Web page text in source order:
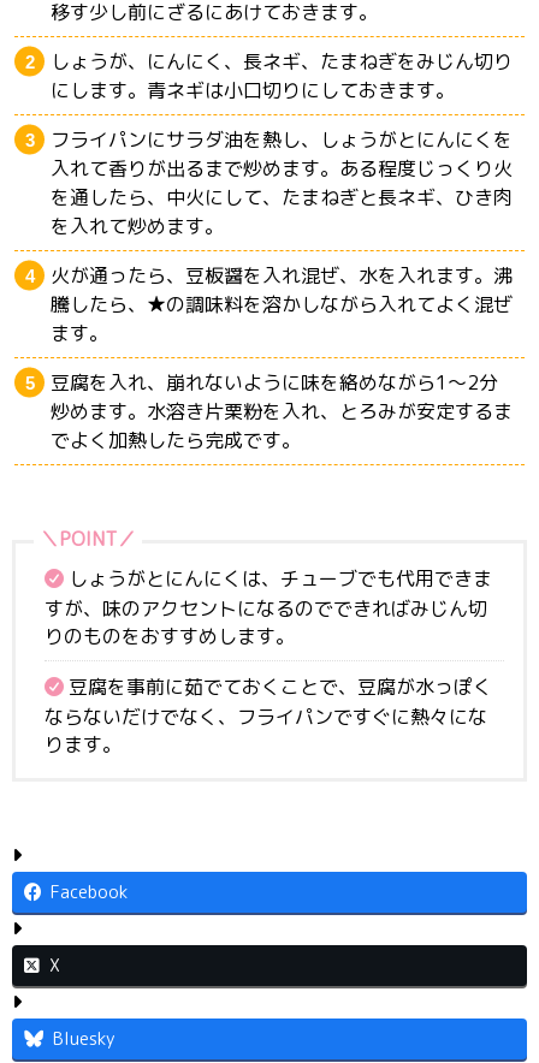
移す少し前にざるにあけておきます。
しょうが、にんにく、長ネギ、たまねぎをみじん切り
にします。青ネギは小口切りにしておきます。
フライパンにサラダ油を熱し、しょうがとにんにくを
入れて香りが出るまで炒めます。ある程度じっくり火
を通したら、中火にして、たまねぎと長ネギ、ひき肉
を入れて炒めます。
火が通ったら、豆板醤を入れ混ぜ、水を入れます。沸
騰したら、★の調味料を溶かしながら入れてよく混ぜ
ます。
豆腐を入れ、崩れないように味を絡めながら1〜2分
炒めます。水溶き片栗粉を入れ、とろみが安定するま
でよく加熱したら完成です。
しょうがとにんにくは、チューブでも代用できま
すが、味のアクセントになるのでできればみじん切
りのものをおすすめします。
豆腐を事前に茹でておくことで、豆腐が水っぽく
ならないだけでなく、フライパンですぐに熱々にな
ります。
Facebook
X
Bluesky